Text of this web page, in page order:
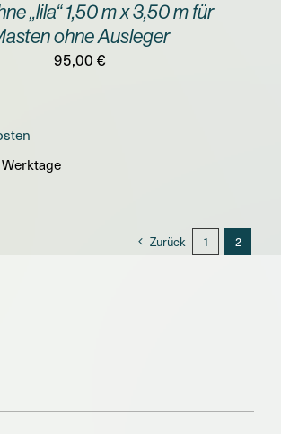
„lila“ 1,50 m x 3,50 m für
ohne Ausleger
95,00 €
Zurück 1 2